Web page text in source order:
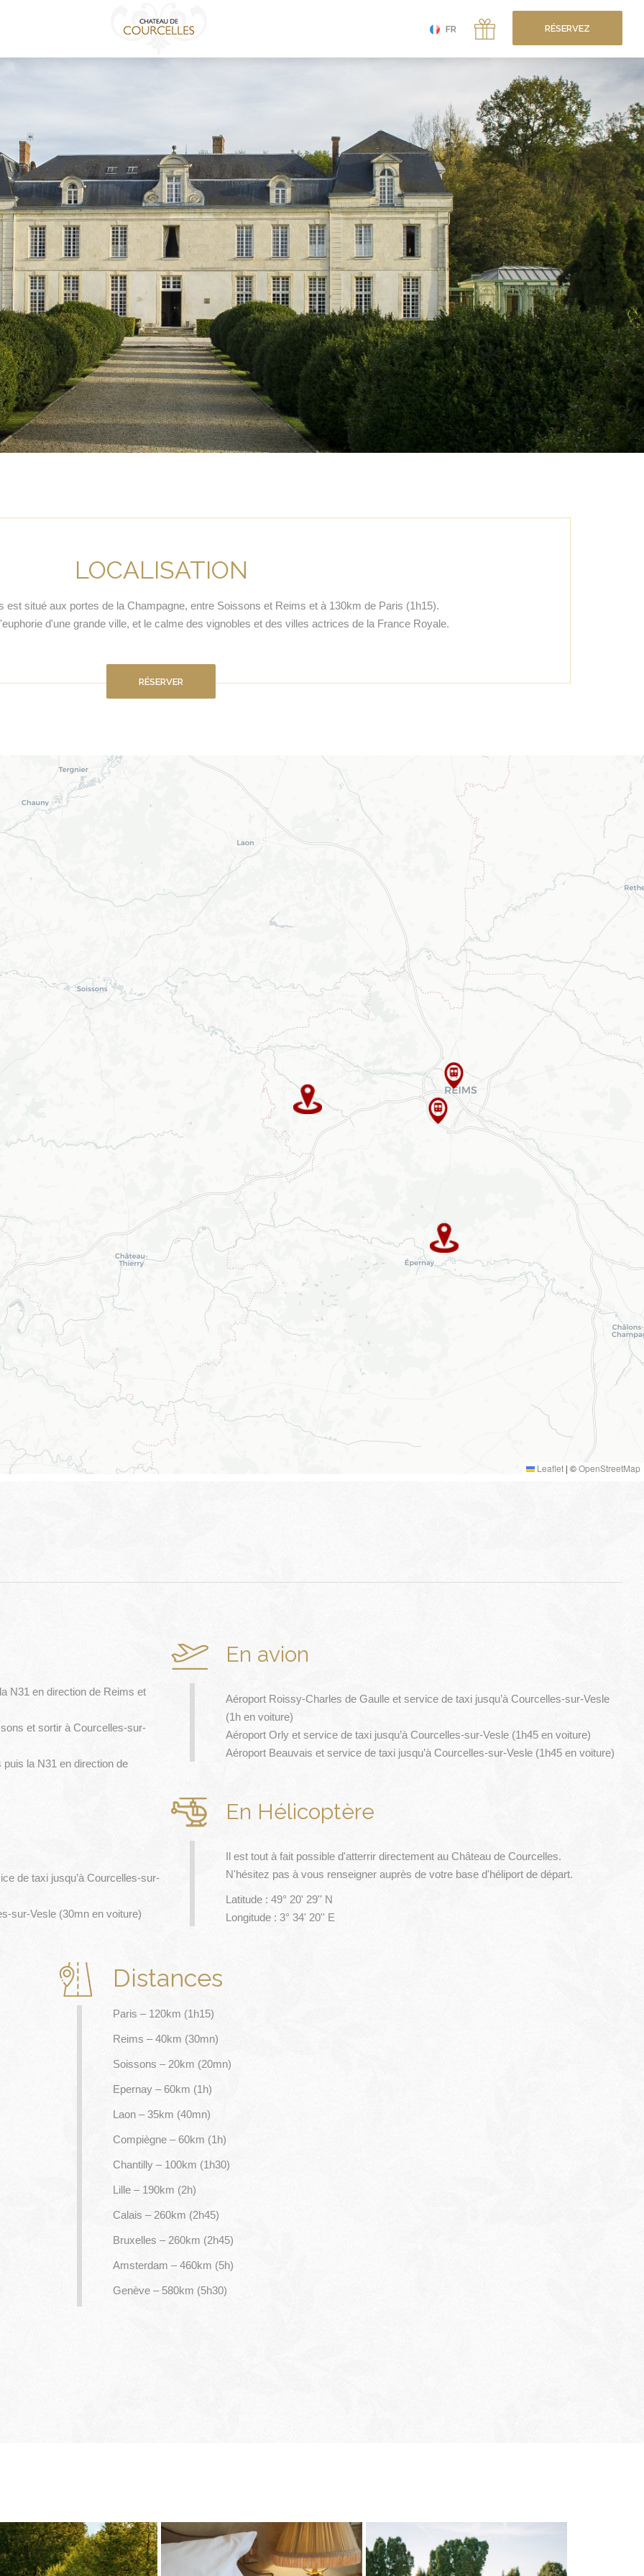
FR RÉSERVEZ
LOCALISATION
est situé aux portes de la Champagne, entre Soissons et Reims et à 130km de Paris (1h15).
d'une grande ville, et le calme des vignobles et des villes actrices de la France Royale.
RÉSERVER
Leaflet | ©OpenStreetMap
N31 en direction de Reims et
et sortir à Courcelles-sur-
la N31 en direction de
de taxi jusqu’à Courcelles-sur-
sur-Vesle (30mn en voiture)
En avion
Aéroport Roissy-Charles de Gaulle et service de taxi jusqu’à Courcelles-sur-Vesle
(1h en voiture)
Aéroport Orly et service de taxi jusqu’à Courcelles-sur-Vesle (1h45 en voiture)
Aéroport Beauvais et service de taxi jusqu’à Courcelles-sur-Vesle (1h45 en voiture)
En Hélicoptère
Il est tout à fait possible d'atterrir directement au Château de Courcelles.
N'hésitez pas à vous renseigner auprès de votre base d'héliport de départ.
Latitude : 49° 20' 29'' N
Longitude : 3° 34' 20'' E
Distances
Paris – 120km (1h15)
Reims – 40km (30mn)
Soissons – 20km (20mn)
Epernay – 60km (1h)
Laon – 35km (40mn)
Compiègne – 60km (1h)
Chantilly – 100km (1h30)
Lille – 190km (2h)
Calais – 260km (2h45)
Bruxelles – 260km (2h45)
Amsterdam – 460km (5h)
Genève – 580km (5h30)